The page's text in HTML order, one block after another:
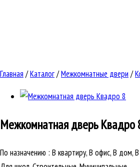
Главная /Каталог/Межкомнатные двери /
Межкомнатная дверь Квадро
По назначению : В квартиру, В офис, В дом,